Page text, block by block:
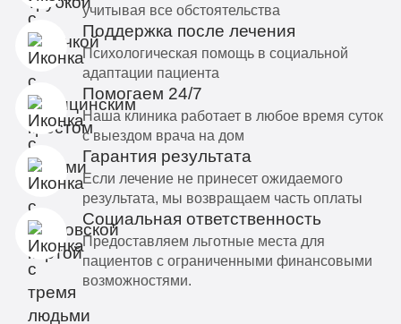
учитывая все обстоятельства
Поддержка после лечения
Психологическая помощь в социальной
адаптации пациента
Помогаем 24/7
Наша клиника работает в любое время суток
с выездом врача на дом
Гарантия результата
Если лечение не принесет ожидаемого
результата, мы возвращаем часть оплаты
Социальная ответственность
Предоставляем льготные места для
пациентов с ограниченными финансовыми
возможностями.